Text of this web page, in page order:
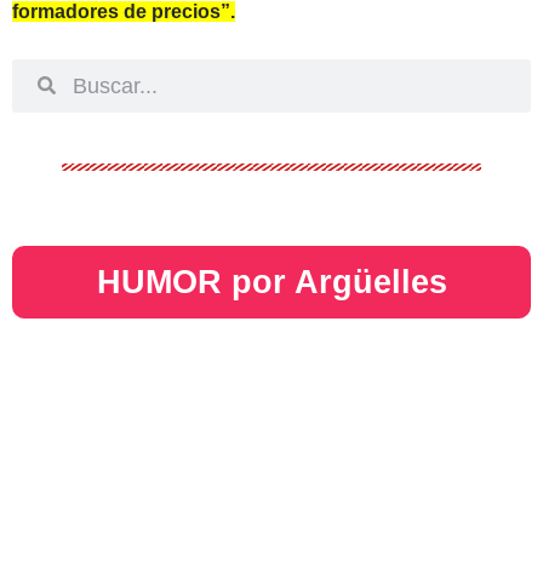
formadores de precios”.
HUMOR por Argüelles​